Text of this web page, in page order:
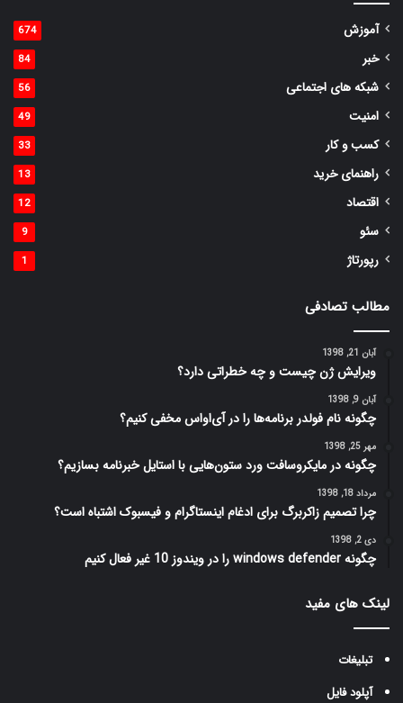
آموزش 674
خبر 84
شبکه های اجتماعی 56
امنیت 49
کسب و کار 33
راهنمای خرید 13
اقتصاد 12
سئو 9
رپورتاژ 1
مطالب تصادفی
آبان 21, 1398
ویرایش ژن چیست و چه خطراتی دارد؟
آبان 9, 1398
چگونه نام فولدر برنامه‌ها را در آی‌او‌اس مخفی کنیم؟
مهر 25, 1398
چگونه در مایکروسافت ورد ستون‌هایی با استایل خبرنامه بسازیم؟
مرداد 18, 1398
چرا تصمیم زاکربرگ برای ادغام اینستاگرام و فیسبوک اشتباه است؟
دی 2, 1398
چگونه windows defender را در ویندوز 10 غیر فعال کنیم
لینک های مفید
تبلیغات
آپلود فایل